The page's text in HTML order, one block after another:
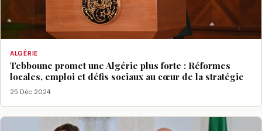
ALGÉRIE
Tebboune promet une Algérie plus forte : Réformes
locales, emploi et défis sociaux au cœur de la stratégie
25 Déc 2024